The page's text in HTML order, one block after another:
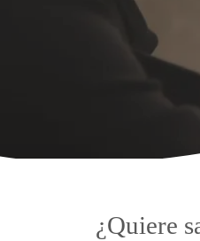
Quiénes Somos
¿Quiere